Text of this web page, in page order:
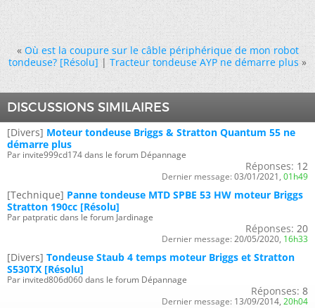
« Où est la coupure sur le câble périphérique de mon robot
tondeuse? [Résolu]|Tracteur tondeuse AYP ne démarre plus »
DISCUSSIONS SIMILAIRES
[Divers] Moteur tondeuse Briggs & Stratton Quantum 55 ne
démarre plus
Par invite999cd174 dans le forum Dépannage
Réponses: 12
Dernier message: 03/01/2021, 01h49
[Technique] Panne tondeuse MTD SPBE 53 HW moteur Briggs
Stratton 190cc [Résolu]
Par patpratic dans le forum Jardinage
Réponses: 20
Dernier message: 20/05/2020, 16h33
[Divers] Tondeuse Staub 4 temps moteur Briggs et Stratton
S530TX [Résolu]
Par invited806d060 dans le forum Dépannage
Réponses: 8
Dernier message: 13/09/2014, 20h04